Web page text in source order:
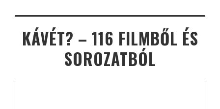
KÁVÉT? – 116 FILMBŐL ÉS
SOROZATBÓL